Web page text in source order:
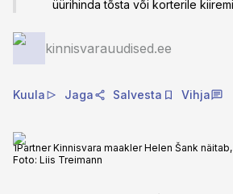
üürihinda tõsta või korterile
kinnisvarauudised.ee
Kuula Jaga Salvesta Vihja
1Partner Kinnisvara maakler Helen Šank
Foto: Liis Treimann